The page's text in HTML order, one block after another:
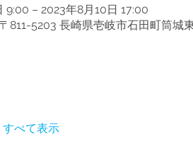
9:00 – 2023年8月10日 17:00
811-5203 長崎県壱岐市石田町筒城
すべて表示